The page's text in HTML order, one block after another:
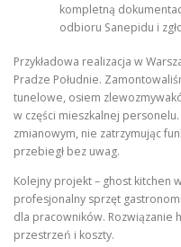
kompletną
odbioru Sanepidu i
Przykładowa realizacja w
Pradze Południe.
tunelowe, osiem
w części mieszkalnej
zmianowym, nie zatrzymując
przebiegł bez uwag.
Kolejny projekt – ghost kitchen
profesjonalny sprzęt
dla pracowników. Rozwiązanie
przestrzeń i koszty.